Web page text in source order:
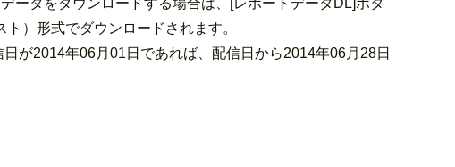
ータをダウンロードする場合は、[レポートデータDL]ボタ
）形式でダウンロードされます。
が2014年06月01日であれば、配信日から2014年06月28日